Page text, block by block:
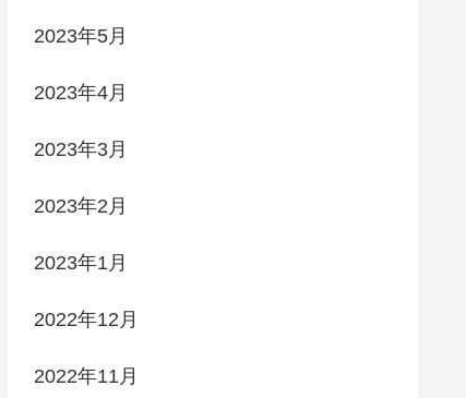
2023年5月
2023年4月
2023年3月
2023年2月
2023年1月
2022年12月
2022年11月